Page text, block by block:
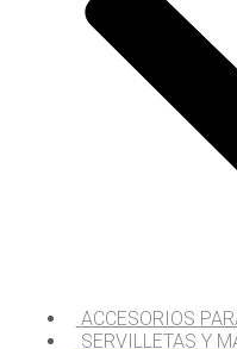
ACCESORIOS
SERVILLETAS Y